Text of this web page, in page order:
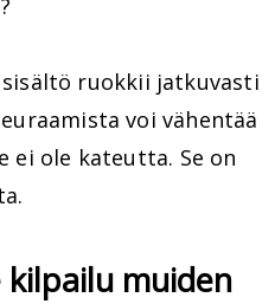
ruokkii jatkuvasti
voi vähentää
ei ole kateutta. Se on
kilpailu muiden